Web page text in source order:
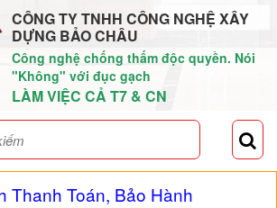
CÔNG TY TNHH CÔNG NGHỆ XÂY
DỰNG BẢO CHÂU
Công nghệ chống thấm độc quyền. Nói
"Không" với đục gạch
LÀM VIỆC CẢ T7 & CN
Thanh Toán, Bảo Hành